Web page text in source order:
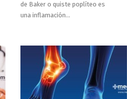
de Baker o quiste poplíteo es
una inflamación…